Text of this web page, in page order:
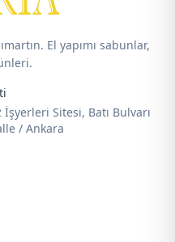
El yapımı sabunlar,
Sitesi, Batı Bulvarı
/ Ankara